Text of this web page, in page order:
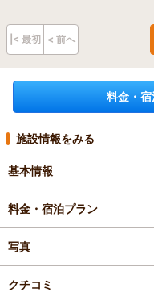
|< 最初 < 前へ
料金・
施設情報をみる
基本情報
料金・宿泊プラン
写真
クチコミ